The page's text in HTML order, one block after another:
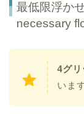
最低限浮か
necessary
4グリ
いま